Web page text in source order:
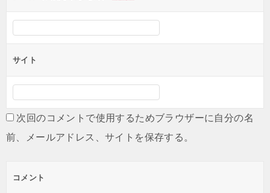
サイト
次回のコメントで使用するためブラウザーに自分の名
前、メールアドレス、サイトを保存する。
コメント